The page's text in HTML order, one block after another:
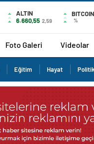
ALTIN
6.660,55 2,59
BITCOIN
%
Foto Galeri Videolar
Eğitim Hayat